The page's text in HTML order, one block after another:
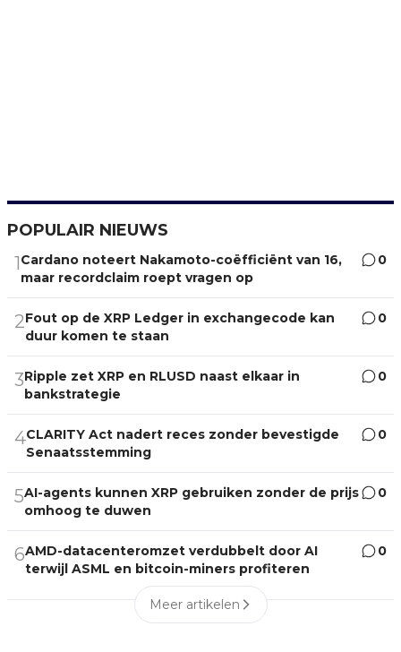
POPULAIR NIEUWS
1Cardano noteert Nakamoto-coëfficiënt van 16,
maar recordclaim roept vragen op
0
2Fout op de XRP Ledger in exchangecode kan
duur komen te staan
0
3Ripple zet XRP en RLUSD naast elkaar in
bankstrategie
0
4CLARITY Act nadert reces zonder bevestigde
Senaatsstemming
0
5AI-agents kunnen XRP gebruiken zonder de prijs
omhoog te duwen
0
6AMD-datacenteromzet verdubbelt door AI
terwijl ASML en bitcoin-miners profiteren
0
Meer artikelen